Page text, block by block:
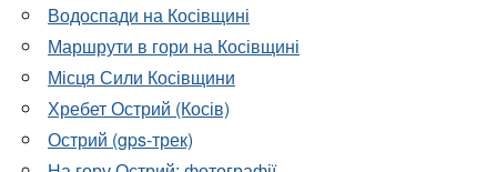
Водоспади на Косівщині
Маршрути в гори на Косівщині
Місця Сили Косівщини
Хребет Острий (Косів)
Острий (gps-трек)